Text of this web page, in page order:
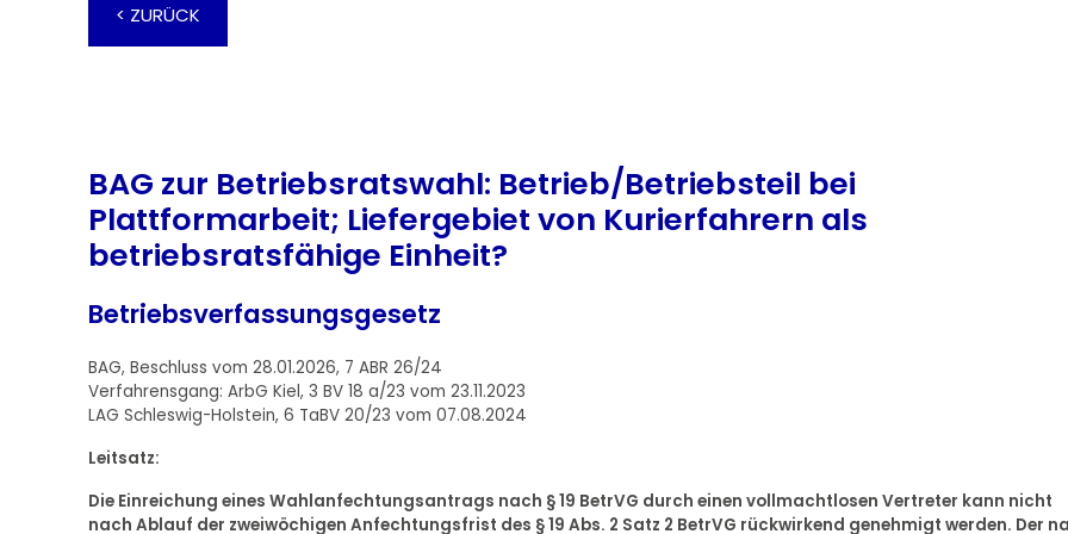
< ZURÜCK
BAG zur Betriebsratswahl: Betrieb/Betriebsteil bei
Plattformarbeit; Liefergebiet von Kurierfahrern als
betriebsratsfähige Einheit?
Betriebsverfassungsgesetz
BAG, Beschluss vom 28.01.2026, 7 ABR 26/24
Verfahrensgang: ArbG Kiel, 3 BV 18 a/23 vom 23.11.2023
LAG Schleswig-Holstein, 6 TaBV 20/23 vom 07.08.2024
Leitsatz:
Die Einreichung eines Wahlanfechtungsantrags nach § 19 BetrVG durch einen vollmachtlosen Vertreter kann nicht
nach Ablauf der zweiwöchigen Anfechtungsfrist des § 19 Abs. 2 Satz 2 BetrVG rückwirkend genehmigt werden. Der